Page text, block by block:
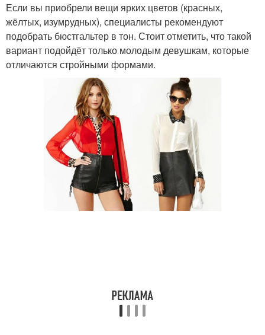
Если вы приобрели вещи ярких цветов (красных,
жёлтых, изумрудных), специалисты рекомендуют
подобрать бюстгальтер в тон. Стоит отметить, что такой
вариант подойдёт только молодым девушкам, которые
отличаются стройными формами.